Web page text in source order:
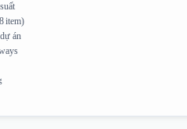
item)
án